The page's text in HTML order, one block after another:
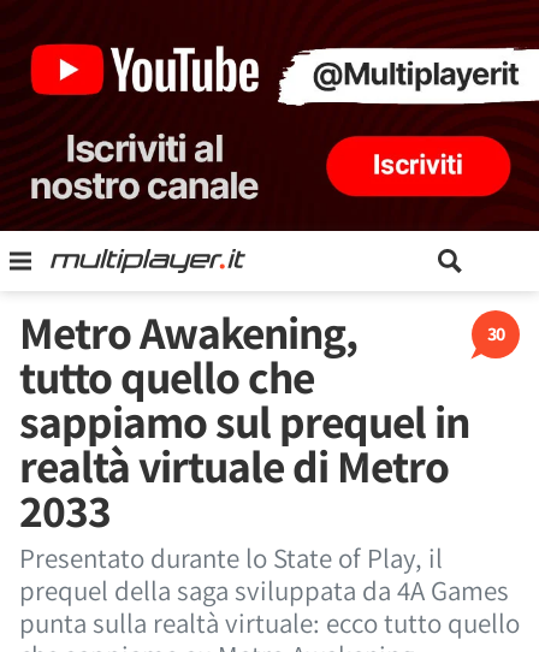
30
Metro Awakening,
tutto quello che
sappiamo sul prequel in
realtà virtuale di Metro
2033
Presentato durante lo State of Play, il
prequel della saga sviluppata da 4A Games
punta sulla realtà virtuale: ecco tutto quello